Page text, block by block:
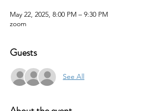
May 22, 2025, 8:00 PM – 9:30 PM
zoom
Guests
See All